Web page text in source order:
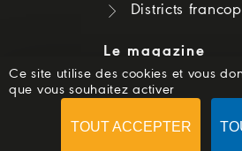
Districts
Le magazine
Dernier numéro
Numéros
Ce site utilise des cookies et vous
que vous souhaitez activer
TOUT ACCEPTER